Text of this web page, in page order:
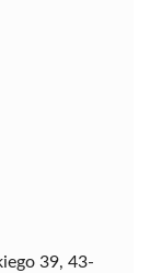
39, 43-